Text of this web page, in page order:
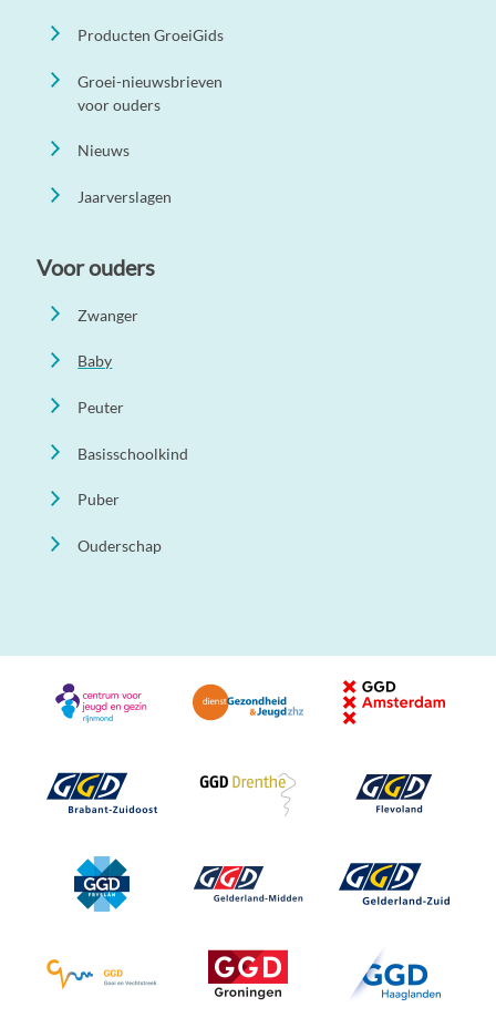
Producten GroeiGids
Groei-nieuwsbrieven
voor ouders
Nieuws
Jaarverslagen
Voor ouders
Zwanger
Baby
Peuter
Basisschoolkind
Puber
Ouderschap